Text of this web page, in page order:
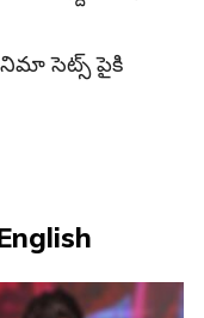
సెట్స్ పైకి